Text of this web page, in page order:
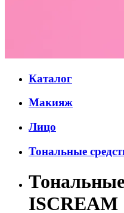
Каталог
Макияж
Лицо
Тональные
ISCREAM